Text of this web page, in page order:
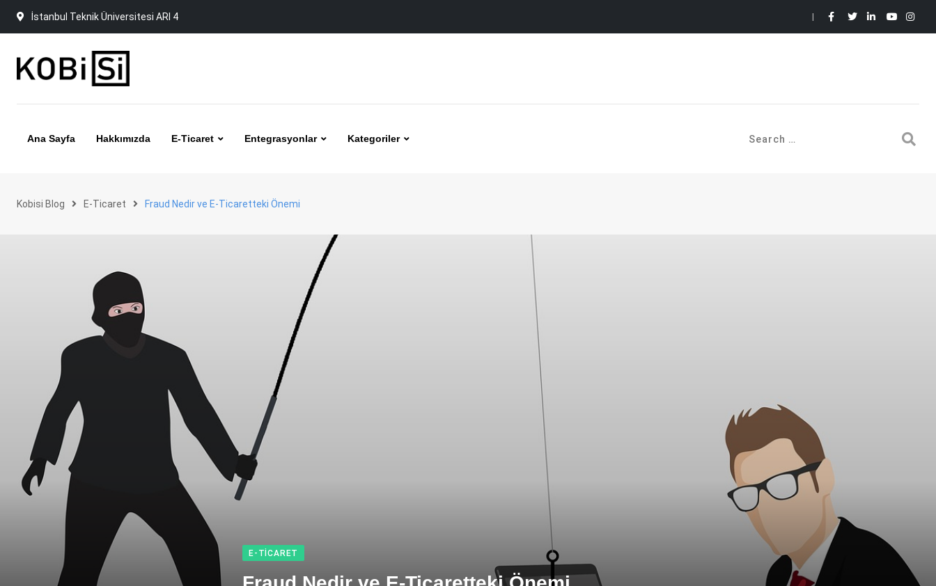
Skip
İstanbul Teknik Üniversitesi ARI 4
Ana Sayfa Hakkımızda E-Ticaret Entegrasyonlar Kategoriler
Kobisi Blog E-Ticaret Fraud Nedir ve E-Ticaretteki Önemi
E-TICARET